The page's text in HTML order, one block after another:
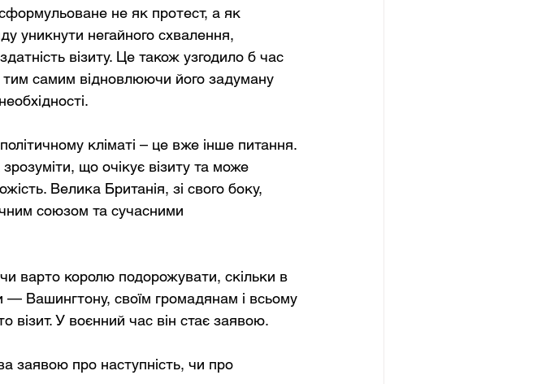
не як протест, а як
уникнути негайного схвалення,
візиту. Це також узгодило б час
самим відновлюючи його задуману
кліматі – це вже інше питання.
що очікує візиту та може
Велика Британія, зі свого боку,
союзом та сучасними
варто королю подорожувати, скільки в
— Вашингтону, своїм громадянам і всьому
візит. У воєнний час він стає заявою.
заявою про наступність, чи про